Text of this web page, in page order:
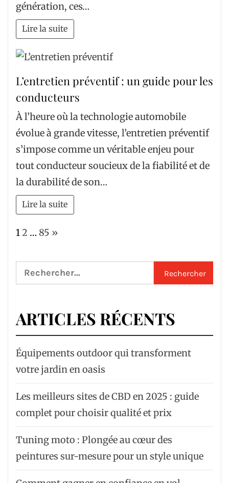
génération, ces…
Lire la suite
L’entretien préventif : un guide pour les
conducteurs
À l’heure où la technologie automobile
évolue à grande vitesse, l’entretien préventif
s’impose comme un véritable enjeu pour
tout conducteur soucieux de la fiabilité et de
la durabilité de son…
Lire la suite
Page:
1 2 … 85 Next
»
Rechercher :
ARTICLES RÉCENTS
Équipements outdoor qui transforment
votre jardin en oasis
Les meilleurs sites de CBD en 2025 : guide
complet pour choisir qualité et prix
Tuning moto : Plongée au cœur des
peintures sur-mesure pour un style unique